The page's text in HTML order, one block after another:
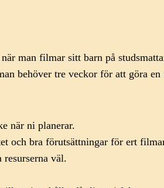
man filmar sitt barn på
behöver tre veckor för att göra
när ni planerar.
och bra förutsättningar för ert
väl.